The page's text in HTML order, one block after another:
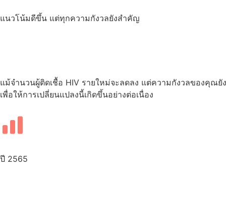
แนวโน้มดีขึ้น แต่ทุกความกังวลยังสำคัญ
แม้จำนวนผู้ติดเชื้อ HIV รายใหม่จะลดลง แต่ความกังวลของคุณ
เพื่อให้การเปลี่ยนแปลงนี้เกิดขึ้นอย่างต่อเนื่อง
ปี 2565